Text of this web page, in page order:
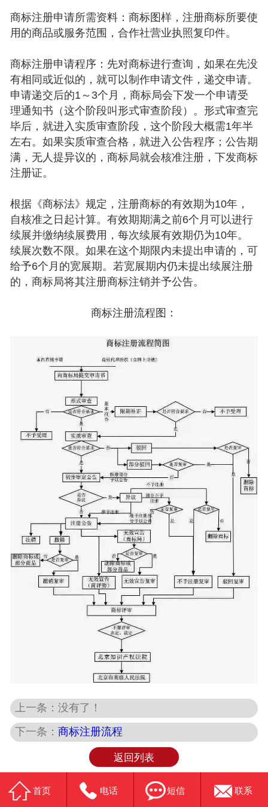
商标注册申请所需资料：商标图样，注册商标所要使
用的商品或服务范围，合作社营业执照复印件。
商标注册申请程序：先对商标进行查询，如果在先没
有相同或近似的，就可以制作申请文件，递交申请。
申请递交后的1～3个月，商标局会下发一个申请受
理通知书（这个阶段叫形式审查阶段）。形式审查完
毕后，就进入实质审查阶段，这个阶段大概需1年半
左右。如果实质审查合格，就进入公告程序；公告期
满，无人提异议的，商标局就会核准注册，下发商标
注册证。
根据《商标法》规定，注册商标的有效期为10年，
自核准之日起计算。有效期期满之前6个月可以进行
续展并缴纳续展费用，每次续展有效期仍为10年。
续展次数不限。如果在这个期限内未提出申请的，可
给予6个月的宽展期。若宽展期内仍未提出续展注册
的，商标局将其注册商标注销并予公告。
商标注册流程图：
上一条：没有了！
下一条：商标注册流程
返回列表
 首页  电话 短信  联系